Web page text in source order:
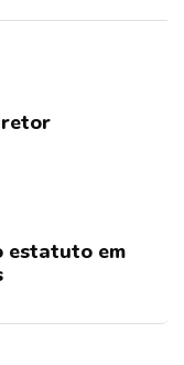
estatuto em